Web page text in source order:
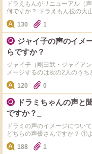
び助)役を歴代最長で演じてい
に製作スタッフ陣と声優陣の
ラえもんの声優全員交代が決
大山のぶ代さん、のび太役の
タイミングで中庸助さんもの
2005年3月いっぱいで1992年
役降板。 ③松本保典さん 2005年から青木和代さんに代わり3代目のび太のパ
パ(野比のび助)役の声優に就
パ(野比のび助)役を演じて20
役を歴代最長で演じている。
ドラえもんがリニューアル（
何ですか？ ドラえもん役の大山のぶ代さんやのび太役の小原乃梨子さんを始
めとするレギュラー声優陣5人
声優陣5人の交代は納得が行
50代の声優陣まで交代となった意図が
わけい子さんは降板当時の
青木和世さんは降板当時の
まりさんは降板当時の2005年
さんは降板当時の2005年時点
板当時の2005年時点で58歳で
当時の2005年時点で67歳でし
2005年時点で75歳でした。 また、大山ドラでテレビの監督（チーフディレク
ター）兼映画シリーズの監督
ーアルに伴い、テレビシリー
制作スタッフや監督、準レギ
本当にあったんでしょうか？ ちなみに、ドラえもん、のび太、しずか、ジャ
イアン、スネ夫のレギュラー
ラえもん 大山のぶ代さん 72歳 のび太 小原乃梨子さん 70歳 しずか 野
子さん 67歳 ジャイアン たてかべ和也さん 71歳 スネ夫 肝付兼太さん 70
歳 ドラえもん、のび太、しずか、ジャイアン、スネ夫のレギュラー声優＋の
130 1
ジャイ子の声のイメ
らですか？
ジャイ子（剛田武・ジャイア
メージするのは次の2人のうちどちらの
イ子役を1979年から2005年ま
ラえもん役・大山のぶ代さん
とがきっかけで、ドラえもん
陣と声優陣の長期の話し合い
全員交代が決定し、翌年2005
ん、のび太役の小原乃梨子さ
青木和代さんもジャイ子役を
イ子役を降板。 ②山崎バニラさん 2005年から青木和代さんに代わり2代目ジ
ャイ子役の声優に就任。 今年
武)の妹・ジャイ子役を演じて
120 0
ドラミちゃんの声と
ですか？_
ドラミの声のイメージについ
どちらの声優さんですか？ ①よこざわけい子さん ドラミ役を1979年から2005
年まで26年担当。 「ドラえも
さんが2001年頃に高齢を理由
188 1